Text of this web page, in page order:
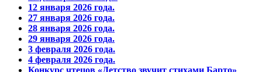
12 января 2026 года.
27 января 2026 года.
28 января 2026 года.
29 января 2026 года.
3 февраля 2026 года.
4 февраля 2026 года.
Конкурс чтецов «Детство звучит стихами Барто»